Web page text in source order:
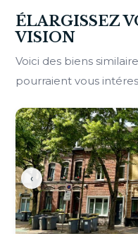
ÉLARGISSEZ
VISION
Voici des biens
pourraient vous
‹